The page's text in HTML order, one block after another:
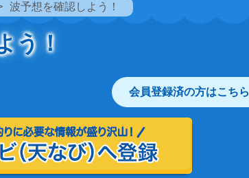
波予想を確認しよう！
う！
会員登録済の方はこちら